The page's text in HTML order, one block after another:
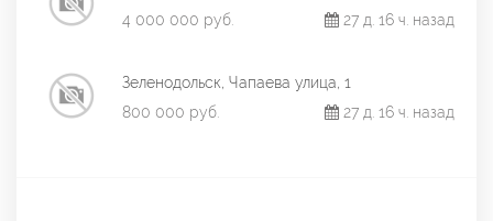
4 000 000 руб.
27 д. 16 ч. назад
Зеленодольск, Чапаева улица, 1
800 000 руб.
27 д. 16 ч. назад